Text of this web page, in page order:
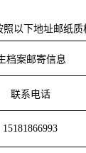
以下地址邮纸质
档案邮寄信息
联系电话
15181866993